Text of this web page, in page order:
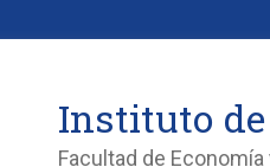
Instituto
Facultad de